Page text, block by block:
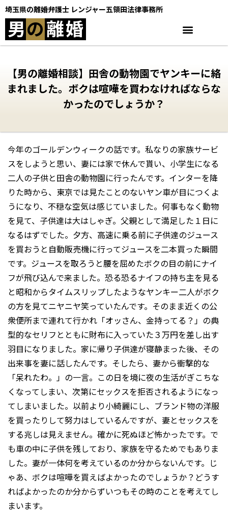
埼玉県の離婚弁護士 レンジャー五領田法律事務所
男の離婚
【男の離婚相談】田舎の動物園でヤンキーに絡
まれました。ボクは喧嘩を買わなければならな
かったのでしょうか？
今年のゴールデンウィークの話です。私なりの家族サービ
スをしようと思い、妻には家で休んで貰い、小学生になる
二人の子供と田舎の動物園に行ったんです。インターを降
りた時から、東京では見たことのないヤン車が目につくよ
うになり、不穏な空気は感じていました。何事もなく動物
を見て、子供達は大はしゃぎ。父親として満足した１日に
なるはずでした。夕方、高速に乗る前に子供達のジュース
を買おうと自動販売機に行ってジュースを二本買った瞬間
です。ジュースを取ろうと腰を屈めたボクの目の前にナイ
フが飛び込んで来ました。恐る恐るナイフの持ち主を見る
と昭和からタイムスリップしたようなヤンキー二人がボク
の方を見てニヤニヤ笑っていたんです。そのまま近くの公
衆便所まで連れて行かれ「オッさん、金持ってる？」の典
型的なセリフとともに財布に入っていた３万円を差し出す
羽目になりました。家に帰り子供達が寝静まった後、その
出来事を妻に話したんです。そしたら、妻から衝撃的な
「呆れたわ。」の一言。この日を境に夜の生活がぎこちな
くなってしまい、次第にセックスを拒否されるようになっ
てしまいました。以前より小綺麗にし、ブランド物の洋服
を買ったりして努力はしているんですが、妻とセックスを
する兆しは見えません。確かに死ぬほど怖かったです。で
も車の中に子供を残しており、家族を守るためでもありま
した。妻が一体何を考えているのか分からないんです。じ
ゃあ、ボクは喧嘩を買えばよかったのでしょうか？どうす
ればよかったのか分からずいつもその時のことを考えてし
まいます。